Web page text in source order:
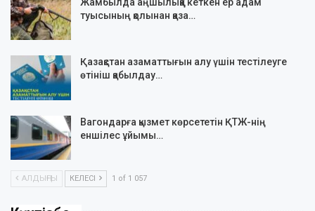
туысының қолынан қаза…
Қазақстан азаматтығын алу үшін тестілеуге
өтініш қабылдау…
Вагондарға қызмет көрсететін ҚТЖ-нің
еншілес ұйымы…
АЛДЫҢҒЫ КЕЛЕСІ 1 of 1 057